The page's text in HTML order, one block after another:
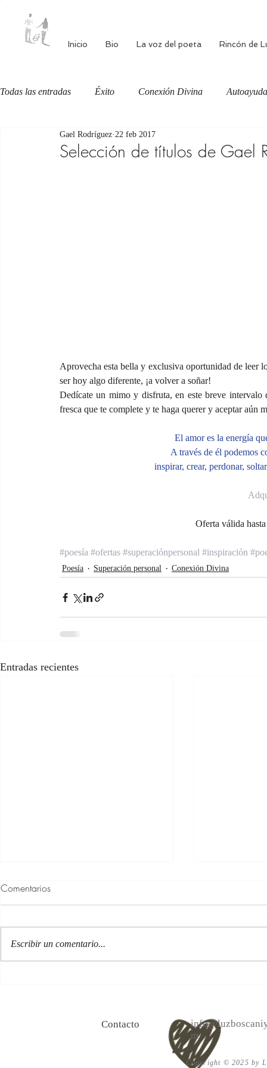
Inicio Bio La voz del poeta Rincón de
Todas las entradas Éxito Conexión Divina Autoayuda
Autoestima Alimentación consciente
Selección de títulos de
Gael Rodríguez 22 feb 2017
Aprovecha esta bella y exclusiva oportunidad de leer
ser hoy algo diferente, ¡a volver a soñar!
Dedícate un mimo y disfruta, en este breve
fresca que te complete y te haga querer y aceptar aún
El amor es la energía
A través de él podemos
inspirar, crear, perdonar,
Oferta válida
#poesía #ofertas #superaciónpersonal #inspiración
Poesía Superación personal Conexión Divina
Entradas recientes
Comentarios
Escribir un comentario...
Contacto
m
Copyright © 2025 by